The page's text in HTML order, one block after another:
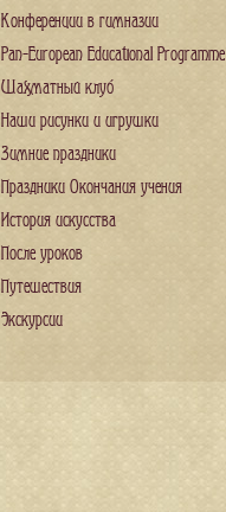
Конференции в гимназии
Pan-European Educational Programme
Шахматный клуб
Наши рисунки и игрушки
Зимние праздники
Праздники Окончания учения
История искусства
После уроков
Путешествия
Экскурсии